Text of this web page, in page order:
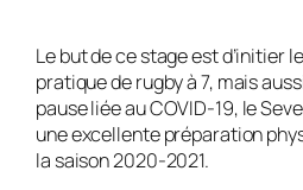
Le but de ce stage est d’initier
pratique de rugby à 7, mais
pause liée au COVID-19, le
une excellente préparation
la saison 2020-2021.